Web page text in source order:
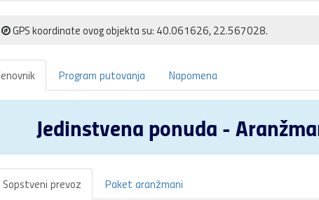
GPS koordinate ovog objekta su: 40.061626, 22.567028.
Program putovanja Napomena
Jedinstvena ponuda -
Sopstveni prevoz Paket aranžmani